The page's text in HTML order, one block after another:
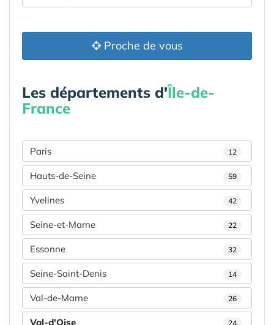
Proche de vous
Les départements d'Île-de-
France
Paris 12
Hauts-de-Seine 59
Yvelines 42
Seine-et-Marne 22
Essonne 32
Seine-Saint-Denis 14
Val-de-Marne 26
Val-d'Oise 24